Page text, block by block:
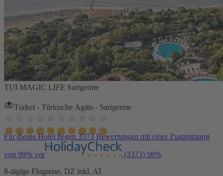
TUI MAGIC LIFE Sarigerme
Türkei - Türkische Ägäis - Sarigerme
Für dieses Hotel liegen 3373 Bewertungen mit einer Zustimmung
von 98% vor (3373) 98%
8-tägige Flugreise, DZ inkl. AI